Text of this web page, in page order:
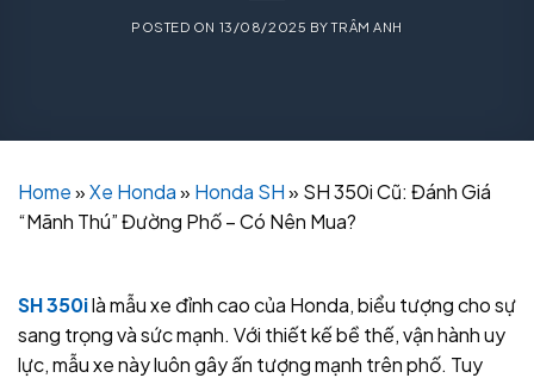
POSTED ON 13/08/2025 BYTRÂM ANH
Home»Xe Honda» Honda SH» SH 350i Cũ: Đánh Giá
“Mãnh Thú” Đường Phố – Có Nên Mua?
SH 350ilà mẫu xe đỉnh cao của Honda, biểu tượng cho sự
sang trọng và sức mạnh. Với thiết kế bề thế, vận hành uy
lực, mẫu xe này luôn gây ấn tượng mạnh trên phố. Tuy